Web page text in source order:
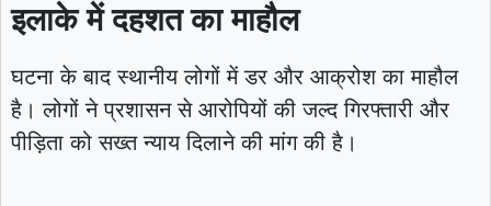
इलाके में दहशत का माहौल
घटना के बाद स्थानीय लोगों में डर और आक्रोश का माहौल
है। लोगों ने प्रशासन से आरोपियों की जल्द गिरफ्तारी और
पीड़िता को सख्त न्याय दिलाने की मांग की है।